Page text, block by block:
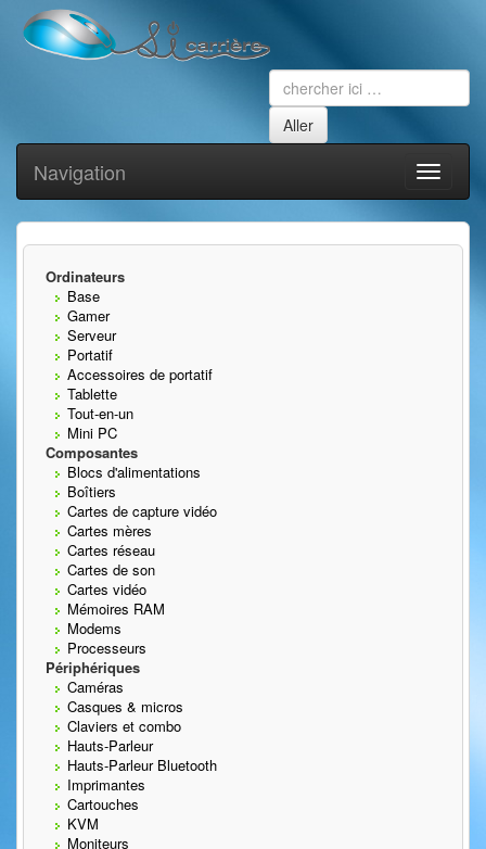
Toggle
Navigation
Ordinateurs
Base
Gamer
Serveur
Portatif
Accessoires de portatif
Tablette
Tout-en-un
Mini PC
Composantes
Blocs d'alimentations
Boîtiers
Cartes de capture vidéo
Cartes mères
Cartes réseau
Cartes de son
Cartes vidéo
Mémoires RAM
Modems
Processeurs
Périphériques
Caméras
Casques & micros
Claviers et combo
Hauts-Parleur
Hauts-Parleur Bluetooth
Imprimantes
Cartouches
KVM
Moniteurs